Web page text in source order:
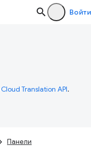
Войти
Cloud Translation API.
Панели